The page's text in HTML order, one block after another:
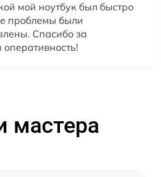
мой ноутбук был быстро
проблемы были
Спасибо за
мастера